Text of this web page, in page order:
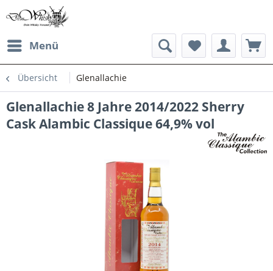
Menü
Übersicht Glenallachie
Glenallachie 8 Jahre 2014/2022 Sherry
Cask Alambic Classique 64,9% vol